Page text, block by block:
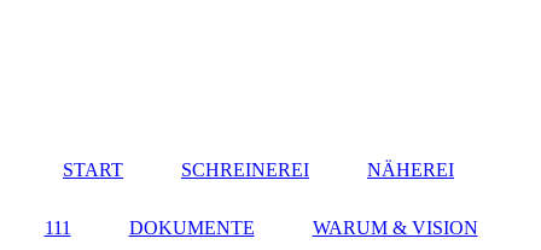
START SCHREINEREI NÄHEREI
111 DOKUMENTE WARUM & VISION